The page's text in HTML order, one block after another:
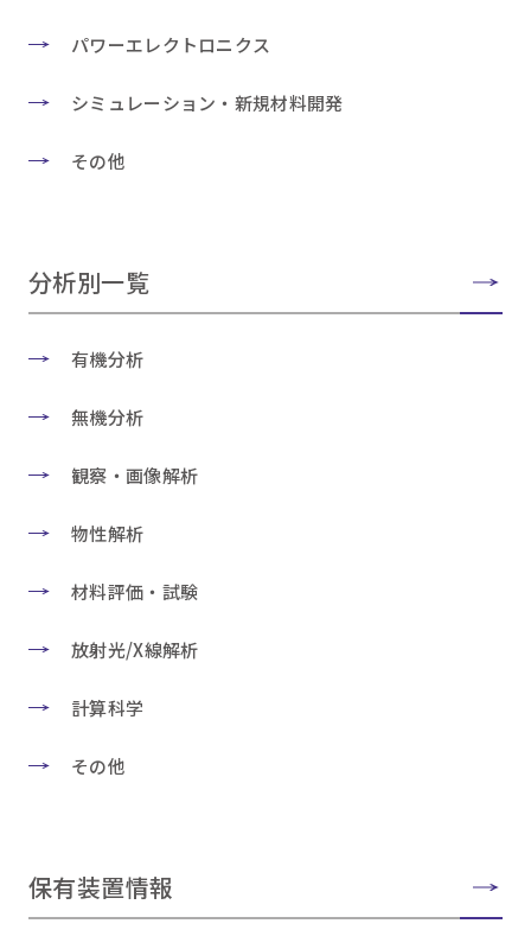
パワーエレクトロニクス
シミュレーション・新規材料開発
その他
分析別一覧
有機分析
無機分析
観察・画像解析
物性解析
材料評価・試験
放射光/X線解析
計算科学
その他
保有装置情報